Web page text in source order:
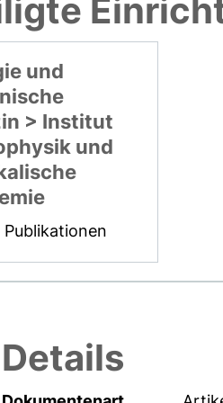
und
> Institut
und
Publikationen
Details